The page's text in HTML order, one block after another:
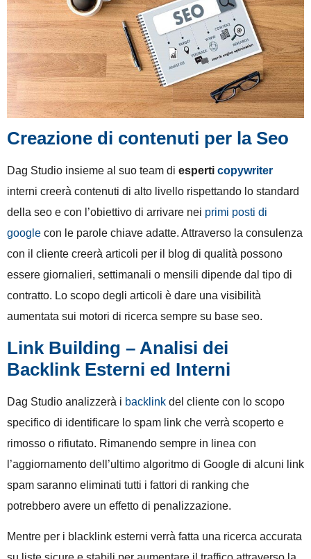
Creazione di contenuti per la Seo
Dag Studio insieme al suo team di esperti copywriter
interni creerà contenuti di alto livello rispettando lo standard
della seo e con l’obiettivo di arrivare nei primi posti di
google con le parole chiave adatte. Attraverso la consulenza
con il cliente creerà articoli per il blog di qualità possono
essere giornalieri, settimanali o mensili dipende dal tipo di
contratto. Lo scopo degli articoli è dare una visibilità
aumentata sui motori di ricerca sempre su base seo.
Link Building – Analisi dei
Backlink Esterni ed Interni
Dag Studio analizzerà i backlink del cliente con lo scopo
specifico di identificare lo spam link che verrà scoperto e
rimosso o rifiutato. Rimanendo sempre in linea con
l’aggiornamento dell’ultimo algoritmo di Google di alcuni link
spam saranno eliminati tutti i fattori di ranking che
potrebbero avere un effetto di penalizzazione.
Mentre per i blacklink esterni verrà fatta una ricerca accurata